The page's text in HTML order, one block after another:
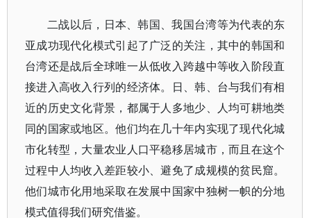
二战以后，日本、韩国、我国台湾等为代表的东
亚成功现代化模式引起了广泛的关注，其中的韩国和
台湾还是战后全球唯一从低收入跨越中等收入阶段直
接进入高收入行列的经济体。日、韩、台与我们有相
近的历史文化背景，都属于人多地少、人均可耕地类
同的国家或地区。他们均在几十年内实现了现代化城
市化转型，大量农业人口平稳移居城市，而且在这个
过程中人均收入差距较小、避免了成规模的贫民窟。
他们城市化用地采取在发展中国家中独树一帜的分地
模式值得我们研究借鉴。